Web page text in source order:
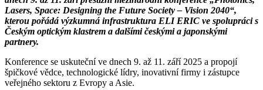
Lasers, Space: Designing the Future Society – Vision 2040“,
kterou pořádá výzkumná infrastruktura ELI ERIC ve spolupráci s
Českým optickým klastrem a dalšími českými a japonskými
partnery.
Konference se uskuteční ve dnech 9. až 11. září 2025 a propojí
špičkové vědce, technologické lídry, inovativní firmy i zástupce
veřejného sektoru z Evropy a Asie.